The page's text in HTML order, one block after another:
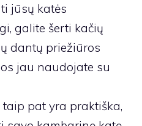
jūsų katės
galite šerti kačių
dantų priežiūros
jau naudojate su
taip pat yra praktiška,